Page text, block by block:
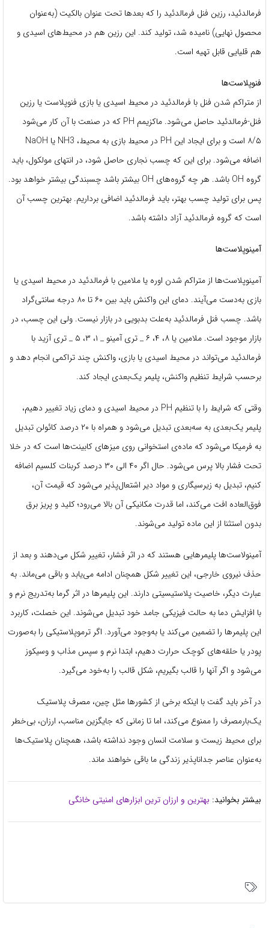
فرمالدئید، رزین فنل فرمالدئید را که بعدها تحت عنوان بالکیت (به‌عنوان
محصول نهایی) نامیده شد، تولید کند. این رزین هم در محیط‌های اسیدی و
هم قلیایی قابل تهیه است.
فنوپلاست‌ها
از متراکم شدن فنل با فرمالدئید در محیط اسیدی یا بازی فنوپلاست یا رزین
فنل-فرمالدئید حاصل می‌شود. ماکزیمم PH که در صنعت با آن کار می‌شود
۸/۵ است و برای ایجاد این PH در محیط بازی به محیط، NH3 یا NaOH
اضافه می‌شود. برای این که چسب نجاری حاصل شود، در انتهای مولکول، باید
گروه OH باشد. هر چه گروه‌های OH بیشتر باشد چسبندگی بیشتر خواهد بود.
پس برای تولید چسب بهتر، باید فرمالدئید اضافی برداریم. بهترین چسب آن
است که گروه فرمالدئید آزاد داشته باشد.
آمینوپلاست‌ها
آمینوپلاست‌ها از متراکم شدن اوره یا ملامین با فرمالدئید در محیط اسیدی یا
بازی به‌دست می‌آیند. دمای این واکنش باید بین ۶۰ تا ۸۰ درجه سانتی‌گراد
باشد. چسب فنل فرمالدئید به‌علت بدبویی در بازار نیست. ولی این چسب، در
بازار موجود است. ملامین یا ۸، ۴، ۶ _ تری آمینو _ ۱، ۳، ۵ _ تری آزید با
فرمالدئید می‌تواند در محیط اسیدی یا بازی، واکنش چند تراکمی انجام دهد و
برحسب شرایط تنظیم واکنش، پلیمر یک‌بعدی ایجاد کند.
وقتی که شرایط را با تنظیم PH در محیط اسیدی و دمای زیاد تغییر دهیم،
پلیمر یک‌بعدی به سه‌بعدی تبدیل می‌شود و همراه با ۲۰ درصد کائولن تبدیل
به فرمیکا می‌شود که ماده‌ی استخوانی روی میزهای کابینت‌ها است که در خلا
تحت فشار بالا پرس می‌شود. حال اگر ۴۰ الی ۳۰ درصد کربنات کلسیم اضافه
کنیم، تبدیل به زیرسیگاری و مواد دیر اشتعال‌پذیر می‌شود که قیمت آن،
فوق‌العاده افت می‌کند، اما قدرت مکانیکی آن بالا می‌رود؛ کلید و پریز برق
بدون استثنا از این ماده تولید می‌شوند.
آمینولاست‌ها پلیمرهایی هستند که در اثر فشار، تغییر شکل می‌دهند و بعد از
حذف نیروی خارجی، این تغییر شکل همچنان ادامه می‌یابد و باقی می‌ماند. به
عبارت دیگر، خاصیت پلاستیسیتی دارند. این پلیمرها در اثر گرما به‌تدریج نرم و
با افزایش دما به حالت فیزیکی جامد خود تبدیل می‌شوند. این خصلت، کاربرد
این پلیمرها را تضمین می‌کند یا به‌وجود می‌آورد. اگر ترموپلاستیکی را به‌صورت
پودر یا حلقه‌های کوچک حرارت دهیم، ابتدا نرم و سپس مذاب و وسیکوز
می‌شود و اگر آنها را قالب بگیریم، شکل قالب را به‌خود می‌گیرد.
در آخر باید گفت با اینکه برخی از کشورها مثل چین، مصرف پلاستیک
یک‌بارمصرف را ممنوع می‌کند، اما تا زمانی که جایگزین مناسب، ارزان، بی‌خطر
برای محیط زیست و سلامت انسان وجود نداشته باشد، همچنان پلاستیک‌ها
به‌عنوان عناصر جداناپذیر زندگی ما باقی خواهند ماند.
بیشتر بخوانید: بهترین و ارزان ترین ابزارهای امنیتی خانگی